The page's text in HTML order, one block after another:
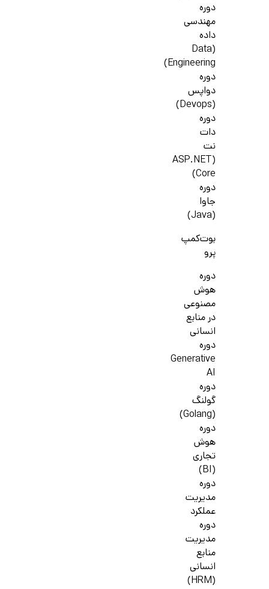
دوره
مهندسی
داده
(Data
Engineering)
دوره
دواپس
(Devops)
دوره
دات
نت
(ASP.NET
Core)
دوره
جاوا
(Java)
بوت‌کمپ
پرو
دوره
هوش
مصنوعی
در منابع
انسانی
دوره
Generative
AI
دوره
گولنگ
(Golang)
دوره
هوش
تجاری
(BI)
دوره
مدیریت
عملکرد
دوره
مدیریت
منابع
انسانی
(HRM)